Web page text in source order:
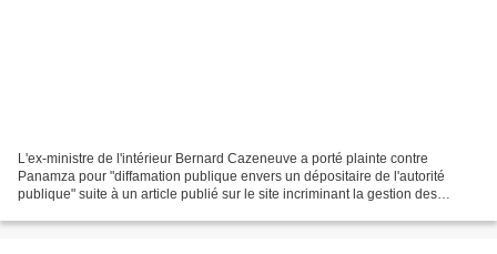
L'ex-ministre de l'intérieur Bernard Cazeneuve a porté plainte contre
Panamza pour "diffamation publique envers un dépositaire de l'autorité
publique" suite à un article publié sur le site incriminant la gestion des